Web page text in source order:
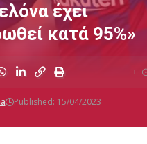
έχει
κατά 95%»
Published: 15/04/2023